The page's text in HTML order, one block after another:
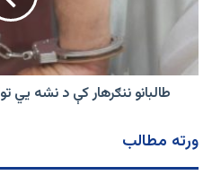
يي
تړاو
طالبانو ننګرهار کې د نشه يي
ورته مطالب